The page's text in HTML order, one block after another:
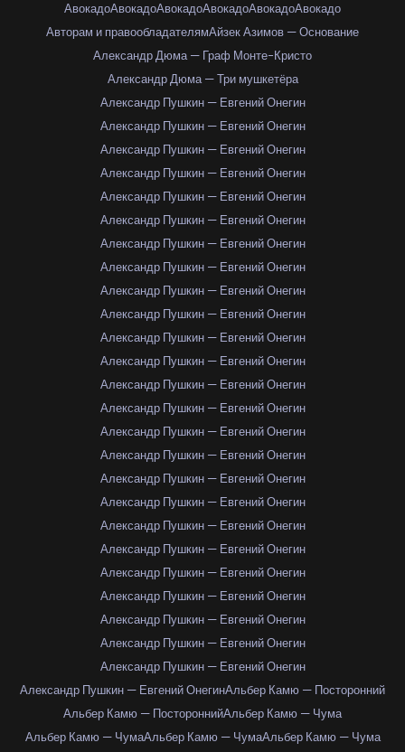
АвокадоАвокадоАвокадоАвокадоАвокадоАвокадо
Авторам и правообладателямАйзек Азимов — Основание
Александр Дюма — Граф Монте-Кристо
Александр Дюма — Три мушкетёра
Александр Пушкин — Евгений Онегин
Александр Пушкин — Евгений Онегин
Александр Пушкин — Евгений Онегин
Александр Пушкин — Евгений Онегин
Александр Пушкин — Евгений Онегин
Александр Пушкин — Евгений Онегин
Александр Пушкин — Евгений Онегин
Александр Пушкин — Евгений Онегин
Александр Пушкин — Евгений Онегин
Александр Пушкин — Евгений Онегин
Александр Пушкин — Евгений Онегин
Александр Пушкин — Евгений Онегин
Александр Пушкин — Евгений Онегин
Александр Пушкин — Евгений Онегин
Александр Пушкин — Евгений Онегин
Александр Пушкин — Евгений Онегин
Александр Пушкин — Евгений Онегин
Александр Пушкин — Евгений Онегин
Александр Пушкин — Евгений Онегин
Александр Пушкин — Евгений Онегин
Александр Пушкин — Евгений Онегин
Александр Пушкин — Евгений Онегин
Александр Пушкин — Евгений Онегин
Александр Пушкин — Евгений Онегин
Александр Пушкин — Евгений Онегин
Александр Пушкин — Евгений ОнегинАльбер Камю — Посторонний
Альбер Камю — ПостороннийАльбер Камю — Чума
Альбер Камю — ЧумаАльбер Камю — ЧумаАльбер Камю — Чума